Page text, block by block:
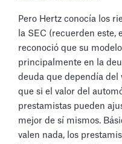
Pero Hertz conocía los
la SEC (recuerden este,
reconoció que su
principalmente en la
deuda que dependía del
que si el valor del
prestamistas pueden
mejor de sí mismos.
valen nada, los